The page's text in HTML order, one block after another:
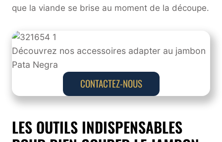
que la viande se brise au moment de la découpe.
Découvrez nos accessoires adapter au jambon
Pata Negra
CONTACTEZ-NOUS
LES OUTILS INDISPENSABLES